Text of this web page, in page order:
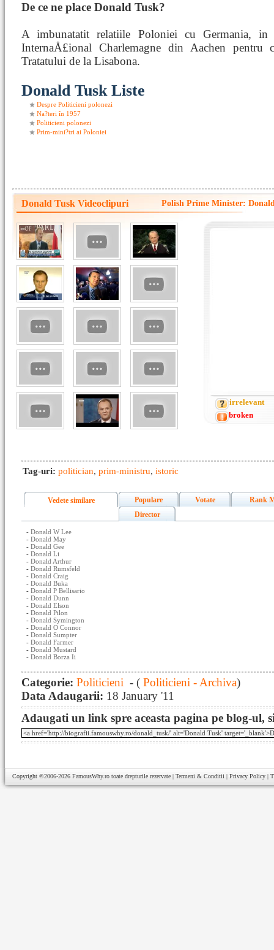
De ce ne place Donald Tusk?
A imbunatatit relatiile Poloniei cu Germania,
InternaÅ£ional Charlemagne din Aachen pentru
Tratatului de la Lisabona.
Donald Tusk Liste
Despre Politicieni polonezi
Na?teri în 1957
Politicieni polonezi
Prim-mini?tri ai Poloniei
Donald Tusk Videoclipuri Polish Prime Minister:
irrelevant
broken
Tag-uri: politician, prim-ministru, istoric
Vedete similare Populare Votate
Rank
Director
- Donald W Lee
- Donald May
- Donald Gee
- Donald Li
- Donald Arthur
- Donald Rumsfeld
- Donald Craig
- Donald Buka
- Donald P Bellisario
- Donald Dunn
- Donald Elson
- Donald Pilon
- Donald Symington
- Donald O Connor
- Donald Sumpter
- Donald Farmer
- Donald Mustard
- Donald Borza Ii
Categorie: Politicieni - ( Politicieni - Archiva)
Data Adaugarii: 18 January '11
Adaugati un link spre aceasta pagina pe blog-ul,
Copyright ©2006-2026 FamousWhy.ro toate drepturile rezervate | Termeni & Conditii | Privacy Policy |